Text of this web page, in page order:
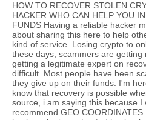
HOW TO RECOVER STOLEN
HACKER WHO CAN HELP YOU
FUNDS Having a reliable hacker
about sharing this here to help
kind of service. Losing crypto to
these days, scammers are
getting a legitimate expert on
difficult. Most people have been
they give up on their funds. I'm
know that recovery is possible
source, i am saying this because I
recommend GEO